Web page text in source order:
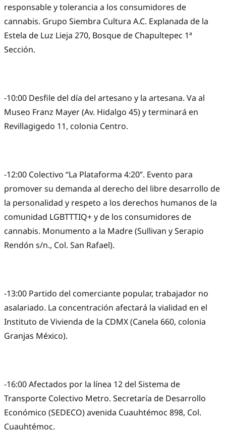
responsable y tolerancia a los consumidores de
cannabis. Grupo Siembra Cultura A.C. Explanada de la
Estela de Luz Lieja 270, Bosque de Chapultepec 1ª
Sección.
-10:00 Desfile del día del artesano y la artesana. Va al
Museo Franz Mayer (Av. Hidalgo 45) y terminará en
Revillagigedo 11, colonia Centro.
-12:00 Colectivo “La Plataforma 4:20”. Evento para
promover su demanda al derecho del libre desarrollo de
la personalidad y respeto a los derechos humanos de la
comunidad LGBTTTIQ+ y de los consumidores de
cannabis. Monumento a la Madre (Sullivan y Serapio
Rendón s/n., Col. San Rafael).
-13:00 Partido del comerciante popular, trabajador no
asalariado. La concentración afectará la vialidad en el
Instituto de Vivienda de la CDMX (Canela 660, colonia
Granjas México).
-16:00 Afectados por la línea 12 del Sistema de
Transporte Colectivo Metro. Secretaría de Desarrollo
Económico (SEDECO) avenida Cuauhtémoc 898, Col.
Cuauhtémoc.